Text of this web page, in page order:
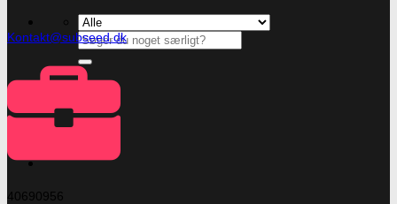
Søg
efter:
Kasse
Kontakt@subseed.dk
40690956